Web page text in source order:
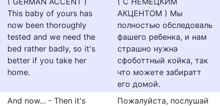
This baby of yours has
now been thoroughly
tested and we need the
bed rather badly, so it's
better if you take her
home.
АКЦЕНТОМ ) Мы
полностью обследоваль
фашего ребенка, и нам
страшно нужна
сфоботтный койка, так
что можете забиратт
его домой.
And now... - Then it's
Пожалуйста, послушай